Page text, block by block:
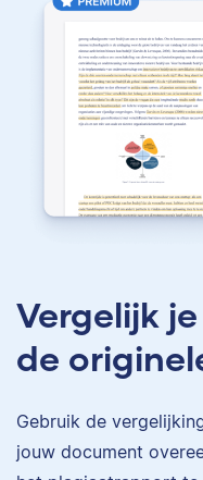
Vergelijk
de
Gebruik de
jouw document